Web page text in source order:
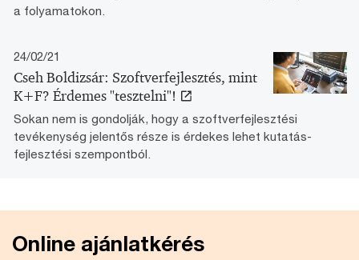
a folyamatokon.
24/02/21
Cseh Boldizsár: Szoftverfejlesztés, mint
K+F? Érdemes "tesztelni"​!
Sokan nem is gondolják, hogy a szoftverfejlesztési
tevékenység jelentős része is érdekes lehet kutatás-
fejlesztési szempontból.
Online ajánlatkérés